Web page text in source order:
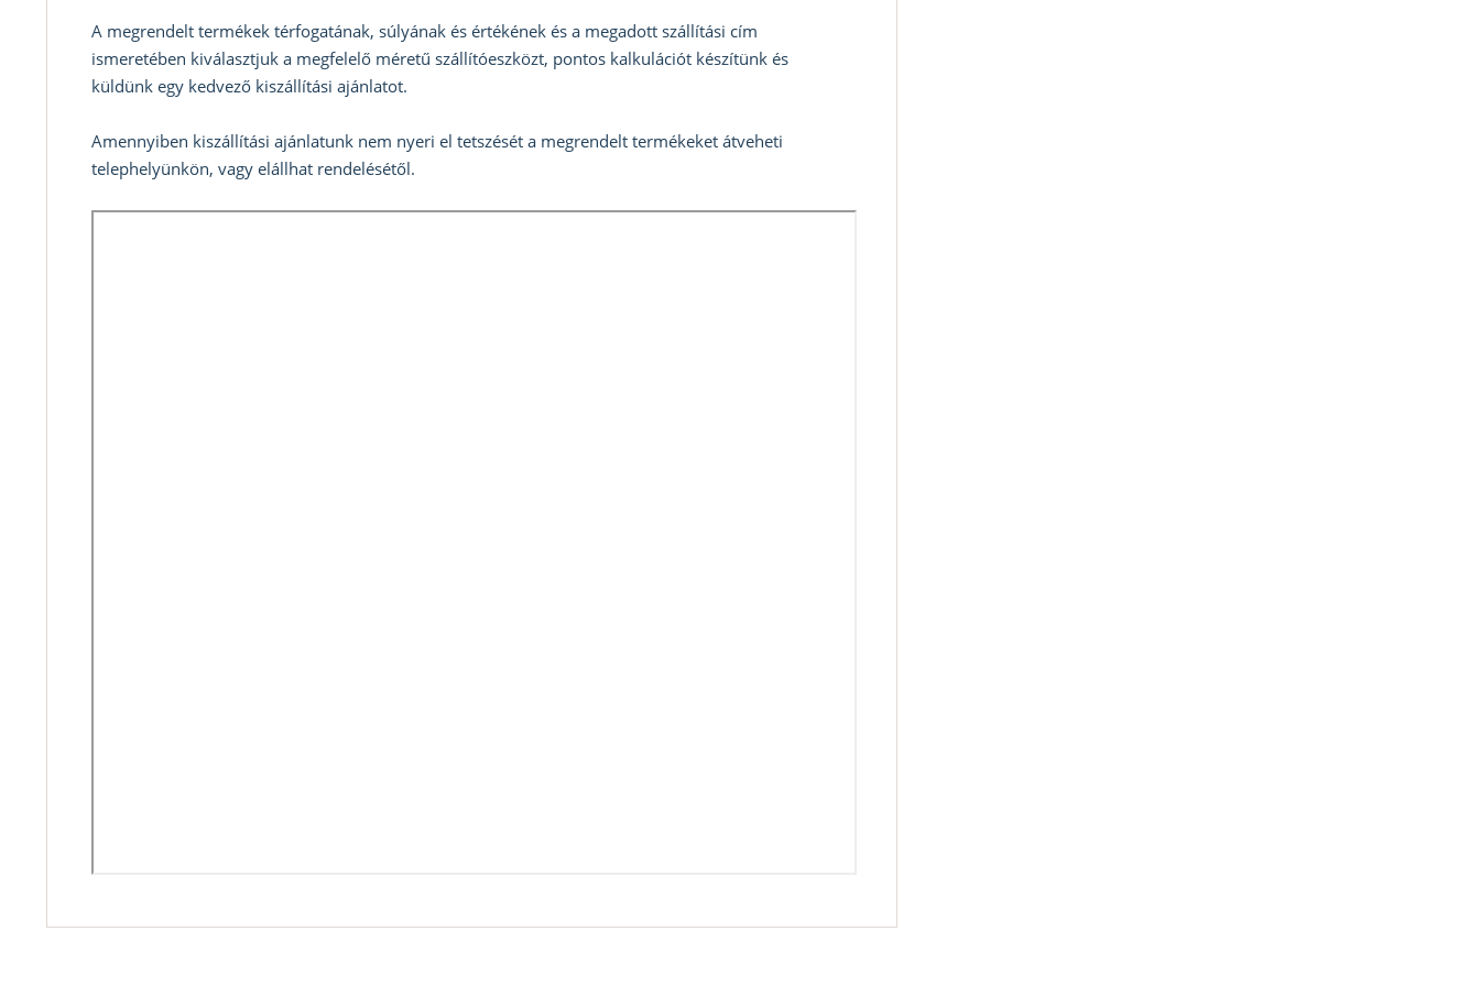
A megrendelt termékek térfogatának, súlyának és értékének és a megadott szállítási cím
ismeretében kiválasztjuk a megfelelő méretű szállítóeszközt, pontos kalkulációt készítünk és
küldünk egy kedvező kiszállítási ajánlatot.
Amennyiben kiszállítási ajánlatunk nem nyeri el tetszését a megrendelt termékeket átveheti
telephelyünkön, vagy elállhat rendelésétől.